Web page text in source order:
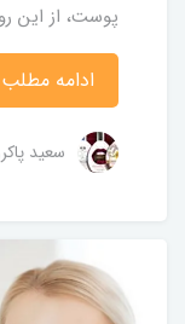
پوست، از این
ادامه مطلب
سعید